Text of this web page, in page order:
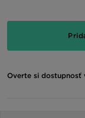
Overte si dostupnosť